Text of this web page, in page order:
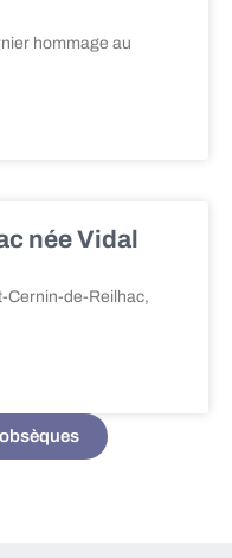
hommage au
née Vidal
Cernin-de-Reilhac,